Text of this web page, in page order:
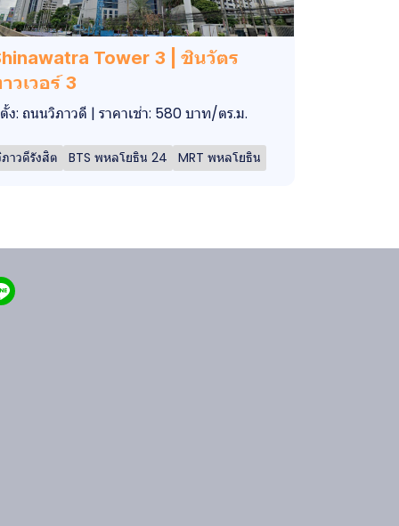
Tower 3 | ชินวัตร
วเวอร์ 3
ง: ถนนวิภาวดี | ราคาเช่า: 580 บาท/ตร.ม.
าวดีรังสิต BTS พหลโยธิน 24 MRT พหลโยธิน